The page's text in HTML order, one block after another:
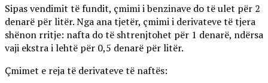
Sipas vendimit të fundit, çmimi i benzinave do të ulet për 2
denarë për litër. Nga ana tjetër, çmimi i derivateve të tjera
shënon rritje: nafta do të shtrenjtohet për 1 denarë, ndërsa
vaji ekstra i lehtë për 0,5 denarë për litër.
Çmimet e reja të derivateve të naftës: